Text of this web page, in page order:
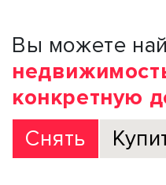
Вы можете
конкретную
Снять